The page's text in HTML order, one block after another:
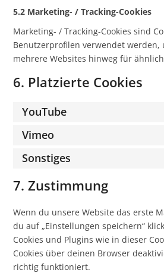
5.2 Marketing- / Tracking-Cookies
Marketing- / Tracking-Cookies sind
Benutzerprofilen verwendet
mehrere Websites hinweg für
6. Platzierte Cookies
YouTube
Vimeo
Sonstiges
7. Zustimmung
Wenn du unsere Website das erste
du auf „Einstellungen speichern“
Cookies und Plugins wie in dieser
Cookies über deinen Browser
richtig funktioniert.